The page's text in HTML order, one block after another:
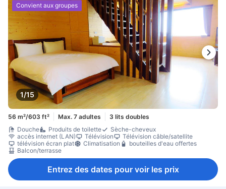
1/15
Convient aux groupes
56 m²/603 ft² Max. 7 adultes
3 lits doubles
Douche
Produits de toilette
Sèche-cheveux
accès internet (LAN)
Télévision
Télévision câble/satellite
télévision écran plat
Climatisation
bouteilles d'eau offertes
Balcon/terrasse
Entrez des dates pour voir les prix